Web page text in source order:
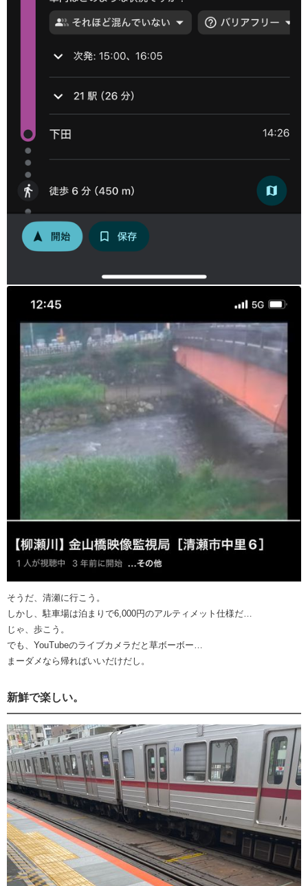
そうだ、清瀬に行こう。
しかし、駐車場は泊まりで6,000円のアルティメット仕様だ…
じゃ、歩こう。
でも、YouTubeのライブカメラだと草ボーボー…
まーダメなら帰ればいいだけだし。
新鮮で楽しい。